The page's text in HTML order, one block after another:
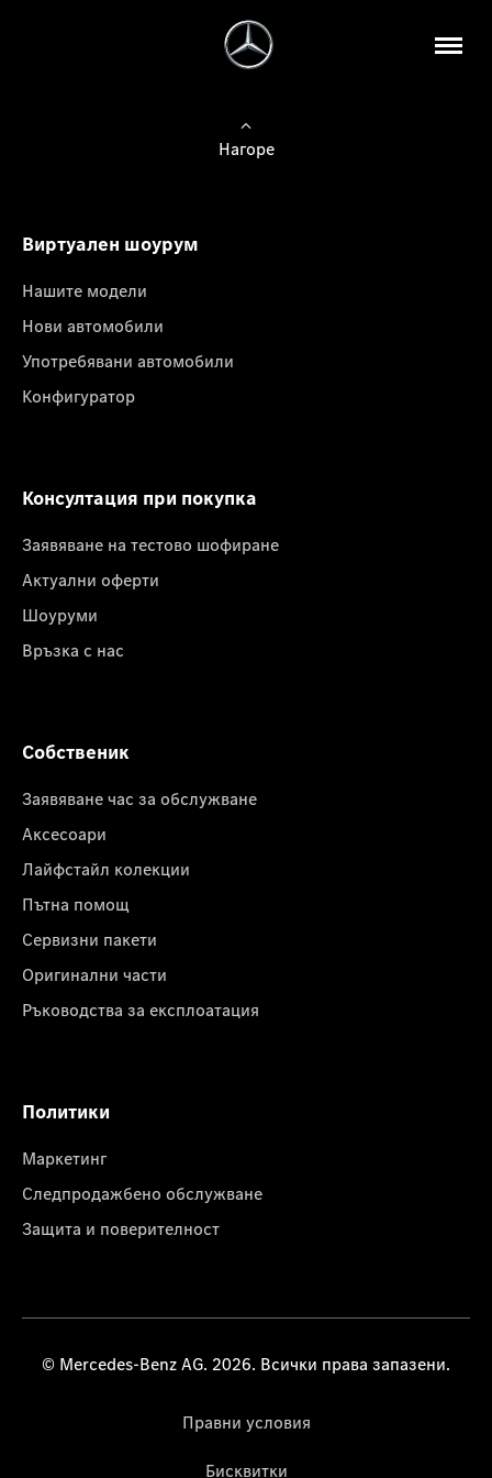
Нагоре
Виртуален шоурум
Нашите модели
Нови автомобили
Употребявани автомобили
Конфигуратор
Консултация при покупка
Заявяване на тестово шофиране
Актуални оферти
Шоуруми
Връзка с нас
Собственик
Заявяване час за обслужване
Аксесоари
Лайфстайл колекции
Пътна помощ
Сервизни пакети
Оригинални части
Ръководства за експлоатация
Политики
Маркетинг
Следпродажбено обслужване
Защита и поверителност
© Mercedes-Benz AG. 2026. Всички права запазени.
Правни условия
Бисквитки